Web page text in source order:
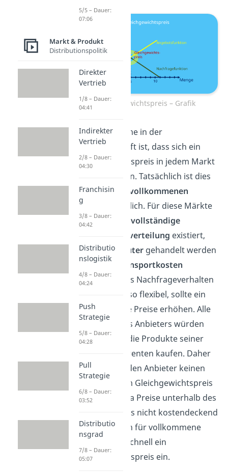
Gleichgewichtspreis – Grafik
Grundannahme in der
Volkswirtschaft ist, dass sich ein
Gleichgewichtspreis in jedem Markt
einstellen kann. Tatsächlich ist dies
jedoch nur in
vollkommenen
Märkten
möglich. Für diese Märkte
gilt, dass eine vollständige
Informationsverteilung existiert,
homogene Gütergehandelt werden
undkeine Transportkosten
entstehen. Das Nachfrageverhalten
ändert sich also flexibel, sollte ein
Anbieter seine Preise erhöhen. Alle
Kunden dieses Anbieters würden
ganz einfach die Produkte seiner
Marktkonkurrenten kaufen. Daher
macht es für den Anbieter keinen
Sinn über dem Gleichgewichtspreis
anzubieten. Da Preise unterhalb des
Gleichgewichts nicht kostendeckend
sind, stellt sich für vollkommene
Märkte sehr schnell ein
Gleichgewichtspreis ein.
5/5 – Dauer:
07:06
Markt & Produkt
Distributionspolitik
Direkter
Vertrieb
1/8 – Dauer:
04:41
Indirekter
Vertrieb
2/8 – Dauer:
04:30
Franchisin
g
3/8 – Dauer:
04:42
Distributio
nslogistik
4/8 – Dauer:
04:24
Push
Strategie
5/8 – Dauer:
04:28
Pull
Strategie
6/8 – Dauer:
03:52
Distributio
nsgrad
7/8 – Dauer:
05:07